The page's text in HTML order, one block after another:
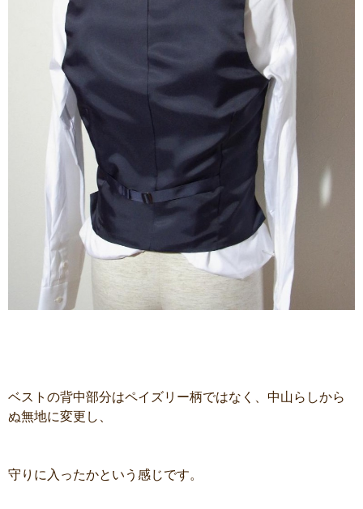
ベストの背中部分はペイズリー柄ではなく、中山らしから
ぬ無地に変更し、
守りに入ったかという感じです。